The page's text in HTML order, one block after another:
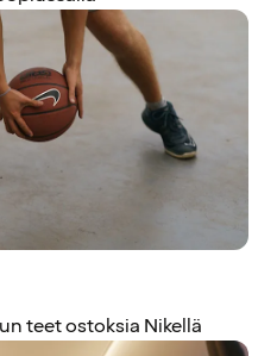
teet ostoksia Nikellä